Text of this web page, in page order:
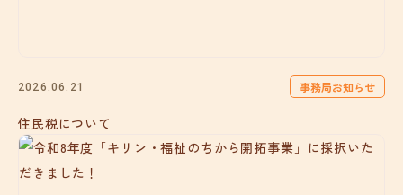
2026.06.21 事務局お知らせ
住民税について